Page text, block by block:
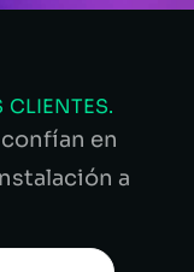
CLIENTES.
confían en
a